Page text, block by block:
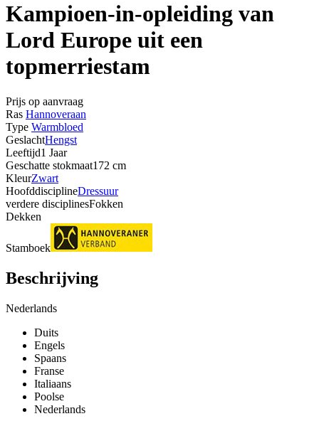
Kampioen-in-opleiding van
Lord Europe uit een
topmerriestam
Prijs op aanvraag
Ras Hannoveraan
Type Warmbloed
GeslachtHengst
Leeftijd1 Jaar
Geschatte stokmaat172 cm
KleurZwart
HoofddisciplineDressuur
verdere disciplinesFokken
Dekken
Stamboek
Beschrijving
Nederlands
Duits
Engels
Spaans
Franse
Italiaans
Poolse
Nederlands